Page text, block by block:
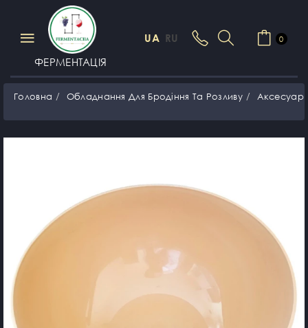
ФЕРМЕНТАЦІЯ
UA RU 0
Головна Обладнання Для Бродіння Та Розливу